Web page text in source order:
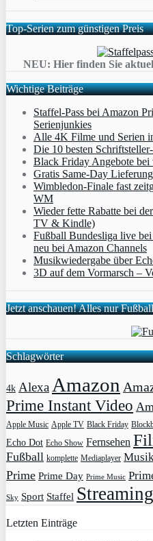
Top-Serien zum günstigen Preis
NEU: Hier finden Sie
Wichtige Beiträge
Staffel-Pass bei Amazon
Serienjunkies
Alle 4K Filme und Serien
Die 10 besten
Black Friday Angebote
Gratis Same-Day
Wimbledon-Finale fast
WM
Wieder fette Rabatte bei
TV & Kindle)
Fußball Bundesliga live
neu bei Amazon Channels
Musikwiedergabe über
3D auf dem Vormarsch –
Jetzt anschauen! Alles nur
Schlagwörter
4k Alexa Amazon
Prime Instant Video
Apple Music Apple TV Black Friday
Echo Dot Echo Show Fernsehen
Fußball komplette Mediaplayer
Prime Prime Day Prime Music
Sky Sport Staffel Streaming
Letzten Einträge